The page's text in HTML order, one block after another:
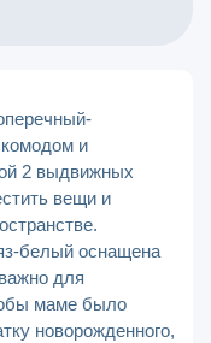
и
2 выдвижных
вещи и
белый оснащена
для
маме было
новорожденного,